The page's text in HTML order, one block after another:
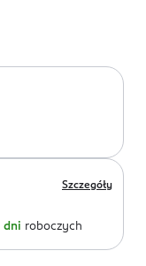
Szczegóły
roboczych